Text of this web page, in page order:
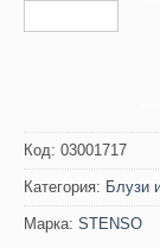
Код: 03001717
Категория: Блузи
Марка: STENSO